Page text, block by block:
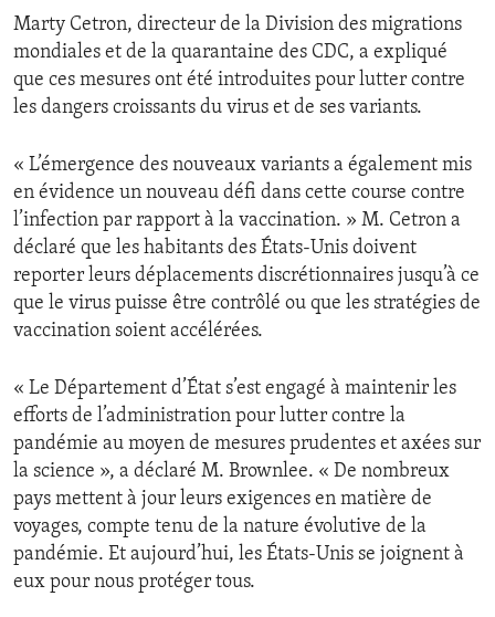
Marty Cetron, directeur de la Division des migrations
mondiales et de la quarantaine des CDC, a expliqué
que ces mesures ont été introduites pour lutter contre
les dangers croissants du virus et de ses variants.
« L’émergence des nouveaux variants a également mis
en évidence un nouveau défi dans cette course contre
l’infection par rapport à la vaccination. » M. Cetron a
déclaré que les habitants des États-Unis doivent
reporter leurs déplacements discrétionnaires jusqu’à ce
que le virus puisse être contrôlé ou que les stratégies de
vaccination soient accélérées.
« Le Département d’État s’est engagé à maintenir les
efforts de l’administration pour lutter contre la
pandémie au moyen de mesures prudentes et axées sur
la science », a déclaré M. Brownlee. « De nombreux
pays mettent à jour leurs exigences en matière de
voyages, compte tenu de la nature évolutive de la
pandémie. Et aujourd’hui, les États-Unis se joignent à
eux pour nous protéger tous.